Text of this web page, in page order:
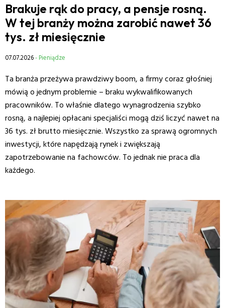
Brakuje rąk do pracy, a pensje rosną.
W tej branży można zarobić nawet 36
tys. zł miesięcznie
07.07.2026- Pieniądze
Ta branża przeżywa prawdziwy boom, a firmy coraz głośniej
mówią o jednym problemie – braku wykwalifikowanych
pracowników. To właśnie dlatego wynagrodzenia szybko
rosną, a najlepiej opłacani specjaliści mogą dziś liczyć nawet na
36 tys. zł brutto miesięcznie. Wszystko za sprawą ogromnych
inwestycji, które napędzają rynek i zwiększają
zapotrzebowanie na fachowców. To jednak nie praca dla
każdego.